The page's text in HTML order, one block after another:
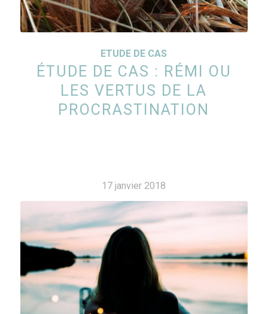
ETUDE DE CAS
ÉTUDE DE CAS : RÉMI OU
LES VERTUS DE LA
PROCRASTINATION
17 janvier 2018